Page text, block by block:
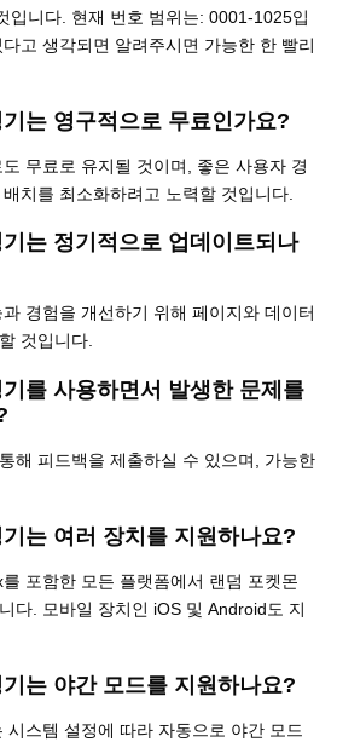
입니다. 현재 번호 범위는: 0001-1025입
고 생각되면 알려주시면 가능한 한 빨리
는 영구적으로 무료인가요?
무료로 유지될 것이며, 좋은 사용자 경
치를 최소화하려고 노력할 것입니다.
는 정기적으로 업데이트되나
경험을 개선하기 위해 페이지와 데이터
것입니다.
를 사용하면서 발생한 문제를
해 피드백을 제출하실 수 있으며, 가능한
는 여러 장치를 지원하나요?
포함한 모든 플랫폼에서 랜덤 포켓몬
다. 모바일 장치인 iOS 및 Android도 지
는 야간 모드를 지원하나요?
시스템 설정에 따라 자동으로 야간 모드